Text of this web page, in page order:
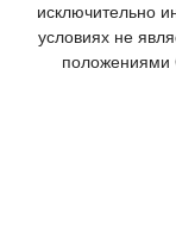
исключительно
условиях не
положениями